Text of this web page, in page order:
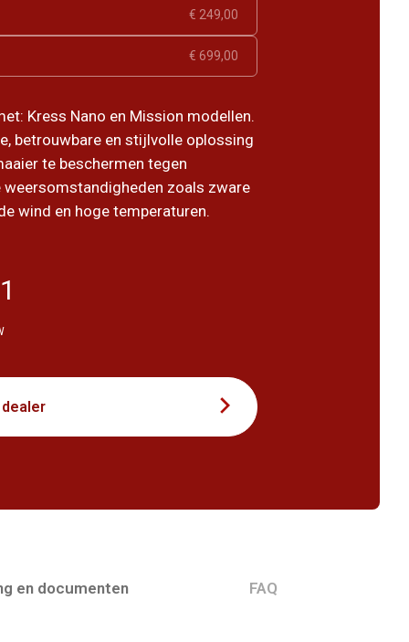
€ 249,00
€ 699,00
Kress Nano en Mission modellen.
betrouwbare en stijlvolle oplossing
te beschermen tegen
weersomstandigheden zoals zware
wind en hoge temperaturen.
en documenten FAQ